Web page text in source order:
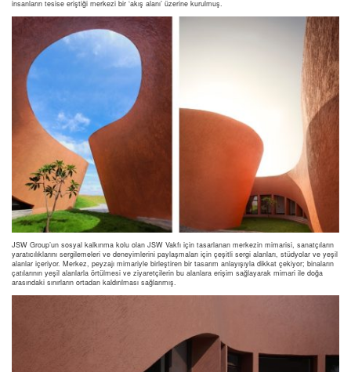
insanların tesise eriştiği merkezi bir ‘akış alanı’ üzerine kurulmuş.
JSW Group’un sosyal kalkınma kolu olan JSW Vakfı için tasarlanan merkezin mimarisi, sanatçıların
yaratıcılıklarını sergilemeleri ve deneyimlerini paylaşmaları için çeşitli sergi alanları, stüdyolar ve yeşil
alanlar içeriyor. Merkez, peyzajı mimariyle birleştiren bir tasarım anlayışıyla dikkat çekiyor; binaların
çatılarının yeşil alanlarla örtülmesi ve ziyaretçilerin bu alanlara erişim sağlayarak mimari ile doğa
arasındaki sınırların ortadan kaldırılması sağlanmış.